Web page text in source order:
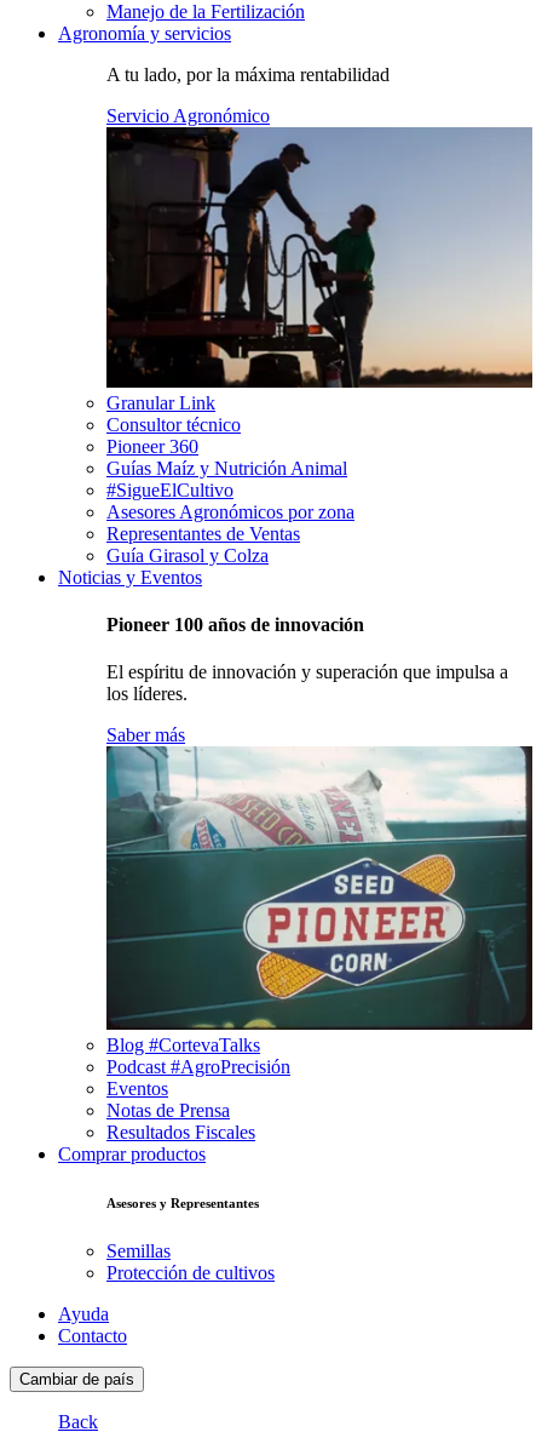
Manejo de la Fertilización
Agronomía y servicios
A tu lado, por la máxima rentabilidad
Servicio Agronómico
Granular Link
Consultor técnico
Pioneer 360
Guías Maíz y Nutrición Animal
#SigueElCultivo
Asesores Agronómicos por zona
Representantes de Ventas
Guía Girasol y Colza
Noticias y Eventos
Pioneer 100 años de innovación
El espíritu de innovación y superación que impulsa a
los líderes.
Saber más
Blog #CortevaTalks
Podcast #AgroPrecisión
Eventos
Notas de Prensa
Resultados Fiscales
Comprar productos
Asesores y Representantes
Semillas
Protección de cultivos
Ayuda
Contacto
Cambiar de país
Back